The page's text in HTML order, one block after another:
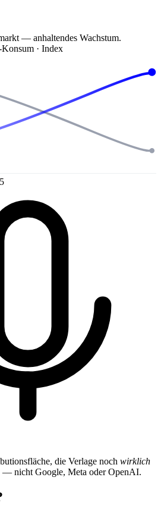
— anhaltendes Wachstum.
· Index
die Verlage noch wirklich
— nicht Google, Meta oder OpenAI.